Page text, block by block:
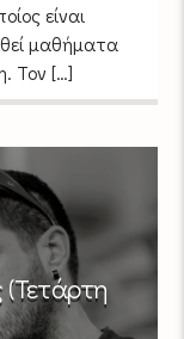
είναι
μαθήματα
Τον […]